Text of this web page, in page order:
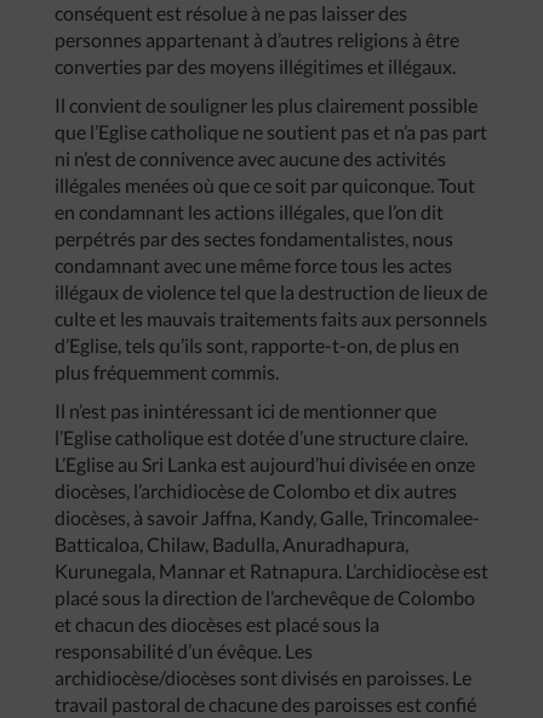
conséquent est résolue à ne pas laisser des
personnes appartenant à d’autres religions à être
converties par des moyens illégitimes et illégaux.
Il convient de souligner les plus clairement possible
que l’Eglise catholique ne soutient pas et n’a pas part
ni n’est de connivence avec aucune des activités
illégales menées où que ce soit par quiconque. Tout
en condamnant les actions illégales, que l’on dit
perpétrés par des sectes fondamentalistes, nous
condamnant avec une même force tous les actes
illégaux de violence tel que la destruction de lieux de
culte et les mauvais traitements faits aux personnels
d’Eglise, tels qu’ils sont, rapporte-t-on, de plus en
plus fréquemment commis.
Il n’est pas inintéressant ici de mentionner que
l’Eglise catholique est dotée d’une structure claire.
L’Eglise au Sri Lanka est aujourd’hui divisée en onze
diocèses, l’archidiocèse de Colombo et dix autres
diocèses, à savoir Jaffna, Kandy, Galle, Trincomalee-
Batticaloa, Chilaw, Badulla, Anuradhapura,
Kurunegala, Mannar et Ratnapura. L’archidiocèse est
placé sous la direction de l’archevêque de Colombo
et chacun des diocèses est placé sous la
responsabilité d’un évêque. Les
archidiocèse/diocèses sont divisés en paroisses. Le
travail pastoral de chacune des paroisses est confié